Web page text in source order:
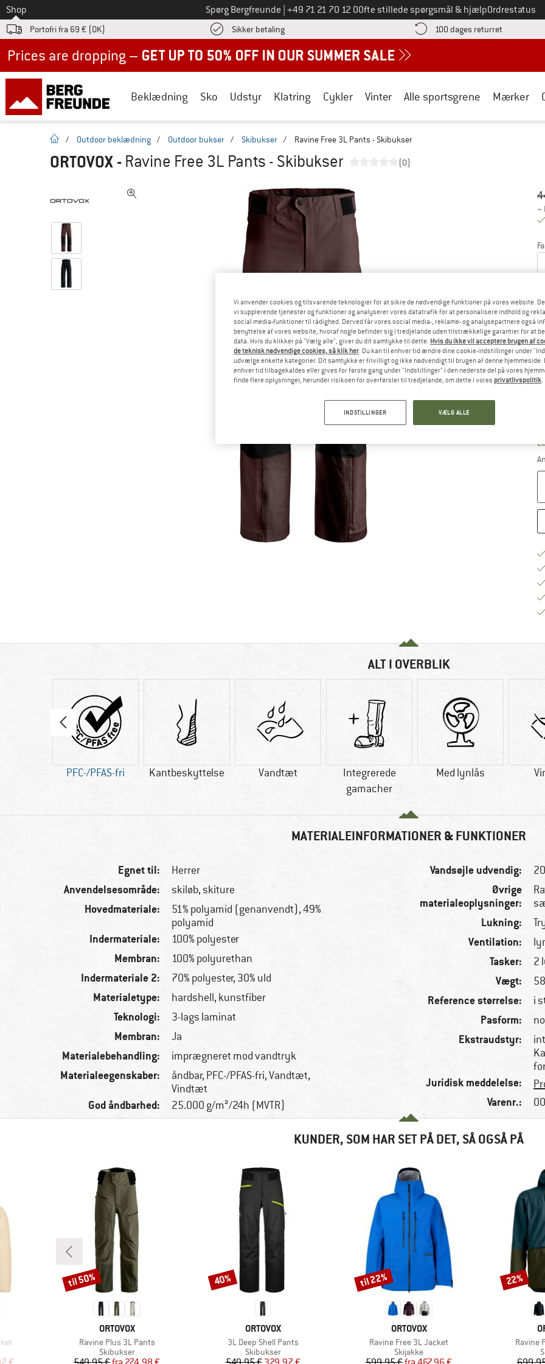
Til
Shop Spørg Bergfreunde Ring til os på
+49 71 21 70 12 0Ofte stillede spørgsmål & hjælpOrdrestatus
Portofri fra 69 € (DK) Sikker betalingFind betalingsoplysningerne her! Åbnes i en infoboks
100 dages returret Gå til
Beklædning Sko Udstyr Klatring Cykler Vinter Alle sportsgrene Mærker
Hjemmeside
/ Outdoor beklædning / Outdoor bukser / Skibukser / Ravine Free 3L Pants - Skibukser
ORTOVOX - Ravine Free 3L Pants - Skibukser (0)
~
ALT I OVERBLIK
PFC-/PFAS-fri Kantbeskyttelse Vandtæt
Integrerede
gamacher
Med lynlås
MATERIALEINFORMATIONER & FUNKTIONER
Egnet til: Herrer
Anvendelsesområde: skiløb, skiture
Hovedmateriale:
51% polyamid (genanvendt), 49%
polyamid
Indermateriale: 100% polyester
Membran: 100% polyurethan
Indermateriale 2: 70% polyester, 30% uld
Materialetype: hardshell, kunstfiber
Teknologi: 3-lags laminat
Membran: Ja
Materialebehandling: imprægneret mod vandtryk
Materialeegenskaber:
åndbar, PFC-/PFAS-fri, Vandtæt,
Vindtæt
God åndbarhed: 25.000 g/m²/24h (MVTR)
Vandsøjle udvendig:
Øvrige
materialeoplysninger:
Lukning:
Ventilation:
Tasker: 2
Vægt:
Reference størrelse: i
Pasform:
Ekstraudstyr:
Juridisk meddelelse:
Varenr.:
KUNDER, SOM HAR SET PÅ DET, SÅ OGSÅ PÅ
MÆRKE
ORTOVOX
Artikel
Ravine Plus 3L Pants
Produktgruppe
Skibukser
Rabat
til 50%
MÆRKE
ORTOVOX
Artikel
3L Deep Shell Pants
Produktgruppe
Skibukser
Rabat
40%
MÆRKE
ORTOVOX
Artikel
Ravine Free 3L Jacket
Produktgruppe
Skijakke
Rabat
til 22%
Artikel
Ravine
Rabat
22%
Vi anvender cookies og tilsvarende teknologier for at sikre de nødvendige funktioner på vores website.
vi supplerende tjenester og funktioner og analyserer vores datatrafik for at personalisere indhold og
social media-funktioner til rådighed. Derved får vores social media-, reklame- og analysepartnere også
benyttelse af vores website, hvoraf nogle befinder sig i tredjelande uden tilstrækkelige garantier for at
data. Hvis du klikker på "Vælg alle", giver du dit samtykke til dette. Hvis du ikke vil acceptere brugen af
de teknisk nødvendige cookies, så klik her. Du kan til enhver tid ændre dine cookie-indstillinger under
udvælge enkelte kategorier. Dit samtykke er frivilligt og ikke nødvendigt til brugen af denne hjemmeside.
enhver tid tilbagekaldes eller gives for første gang under "Indstillinger" i den nederste del på vores
finde flere oplysninger, herunder risikoen for overførsler til tredjelande, om dette i vores privatlivspolitik.
INDSTILLINGER VÆLG ALLE